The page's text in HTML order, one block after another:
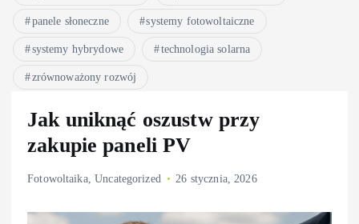
panele słoneczne systemy fotowoltaiczne
systemy hybrydowe technologia solarna
zrównoważony rozwój
Jak uniknąć oszustw przy
zakupie paneli PV
Fotowoltaika,Uncategorized 26 stycznia, 2026